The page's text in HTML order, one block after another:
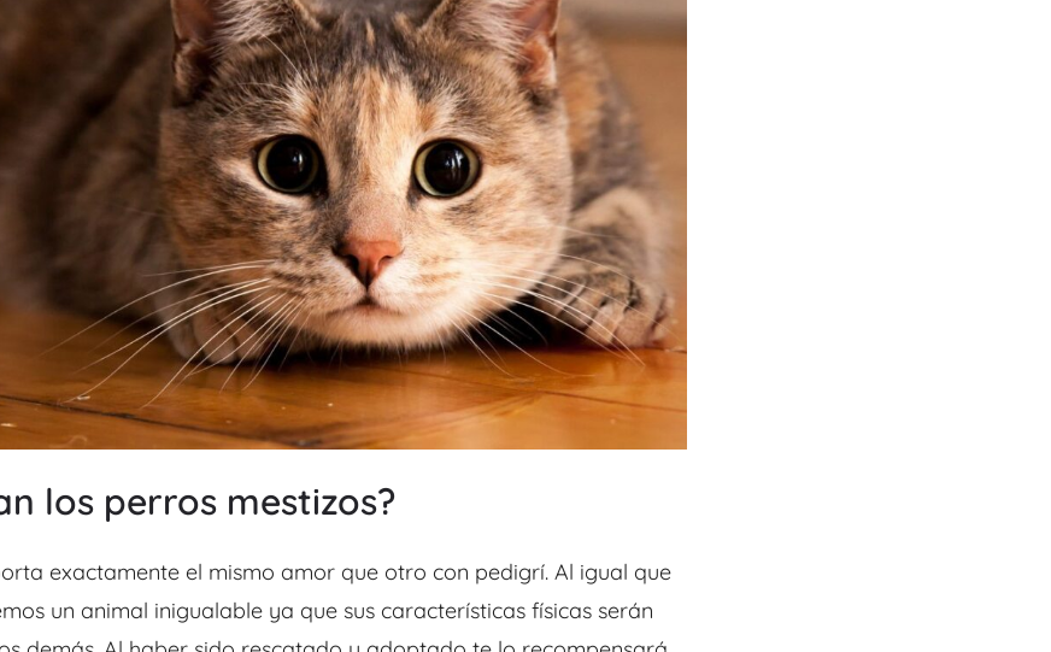
los perros mestizos?
exactamente el mismo amor que otro con pedigrí. Al igual que
un animal inigualable ya que sus características físicas serán